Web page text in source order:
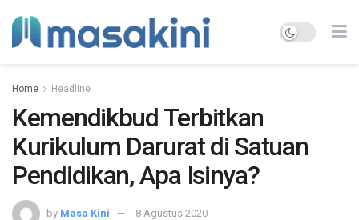
Home Headline
Kemendikbud Terbitkan
Kurikulum Darurat di Satuan
Pendidikan, Apa Isinya?
by Masa Kini 8 Agustus 2020